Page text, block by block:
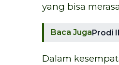
yang bisa
Baca JugaProdi
Dalam